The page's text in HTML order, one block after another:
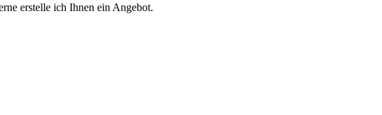
erstelle ich Ihnen ein Angebot.